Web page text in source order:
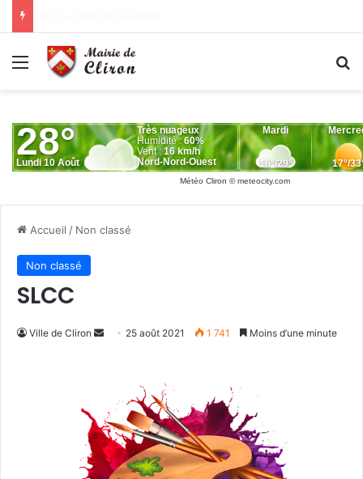
Menu
Météo Cliron © meteocity.com
Accueil / Non classé
Non classé
SLCC
Ville de Cliron
Envoyer25 août 2021 1 741 Moins d’une minute